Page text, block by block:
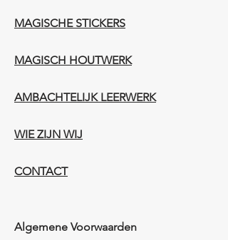
MAGISCHE STICKERS
MAGISCH HOUTWERK
AMBACHTELIJK LEERWERK​
WIE ZIJN WIJ​​
CONTACT
Algemene Voorwaarden